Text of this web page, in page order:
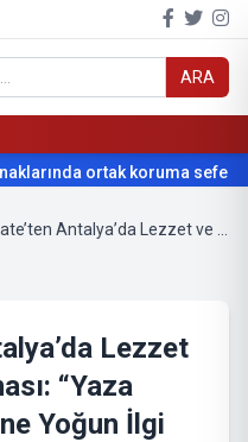
ARA
ortak koruma
Lezzet
“Yaza
Yoğun İlgi